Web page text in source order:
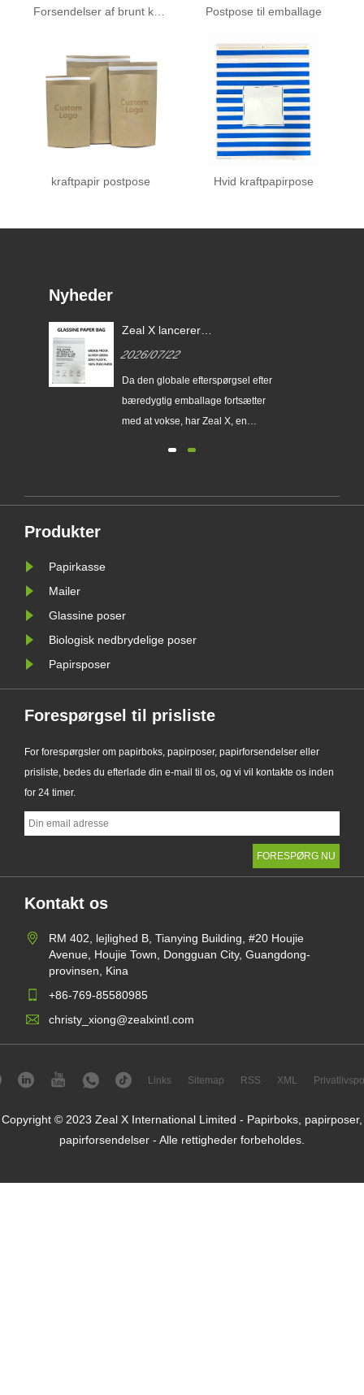
Forsendelser af brunt kraftpapir Postpose til emballage
kraftpapir postpose Hvid kraftpapirpose
Nyheder
Zeal X lancerer
papirposer for at hjælpe
globale mærker med at erstatte
engangsplastikemballage
2026/07/22
Da den globale efterspørgsel efter
bæredygtig emballage fortsætter
med at vokse, har Zeal X, en
Produkter
Papirkasse
Mailer
Glassine poser
Biologisk nedbrydelige poser
Papirsposer
Forespørgsel til prisliste
For forespørgsler om papirboks, papirposer, papirforsendelser eller
prisliste, bedes du efterlade din e-mail til os, og vi vil kontakte os inden
for 24 timer.
Kontakt os
RM 402, lejlighed B, Tianying Building, #20 Houjie
Avenue, Houjie Town, Dongguan City, Guangdong-
provinsen, Kina
+86-769-85580985
christy_xiong@zealxintl.com
Links Sitemap RSS XML
Copyright © 2023 Zeal X International Limited - Papirboks, papirposer,
papirforsendelser - Alle rettigheder forbeholdes.